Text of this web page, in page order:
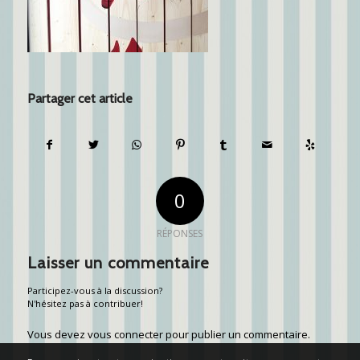
Partager cet article
0
RÉPONSES
Laisser un commentaire
Participez-vous à la discussion?
N'hésitez pas à contribuer!
Vous devez vous connecterpour publier un commentaire.